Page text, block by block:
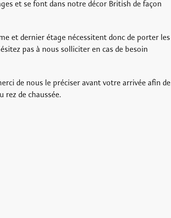
et se font dans notre décor British de façon
et dernier étage nécessitent donc de porter les
pas à nous solliciter en cas de besoin
de nous le préciser avant votre arrivée afin de
rez de chaussée.